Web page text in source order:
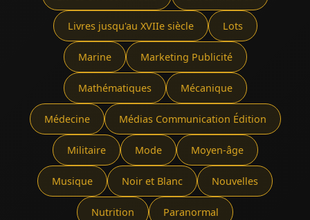
Livres jusqu'au XVIIe siècle Lots
Marine Marketing Publicité
Mathématiques Mécanique
Médecine Médias Communication Édition
Militaire Mode Moyen-âge
Musique Noir et Blanc Nouvelles
Nutrition Paranormal